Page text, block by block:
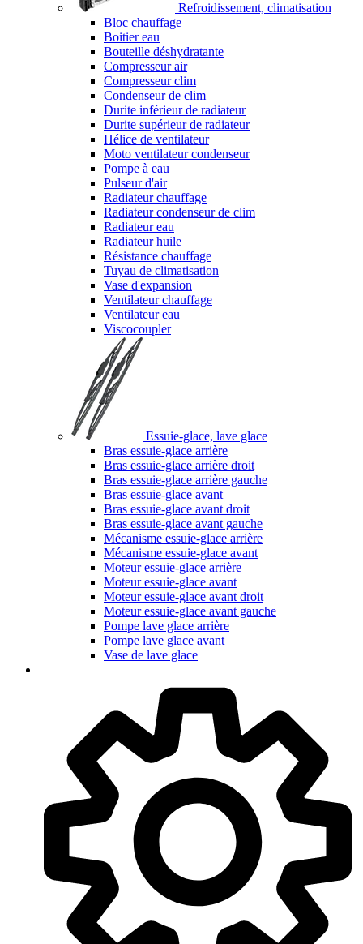
Refroidissement, climatisation
Bloc chauffage
Boitier eau
Bouteille déshydratante
Compresseur air
Compresseur clim
Condenseur de clim
Durite inférieur de radiateur
Durite supérieur de radiateur
Hélice de ventilateur
Moto ventilateur condenseur
Pompe à eau
Pulseur d'air
Radiateur chauffage
Radiateur condenseur de clim
Radiateur eau
Radiateur huile
Résistance chauffage
Tuyau de climatisation
Vase d'expansion
Ventilateur chauffage
Ventilateur eau
Viscocoupler
Essuie-glace, lave glace
Bras essuie-glace arrière
Bras essuie-glace arrière droit
Bras essuie-glace arrière gauche
Bras essuie-glace avant
Bras essuie-glace avant droit
Bras essuie-glace avant gauche
Mécanisme essuie-glace arrière
Mécanisme essuie-glace avant
Moteur essuie-glace arrière
Moteur essuie-glace avant
Moteur essuie-glace avant droit
Moteur essuie-glace avant gauche
Pompe lave glace arrière
Pompe lave glace avant
Vase de lave glace